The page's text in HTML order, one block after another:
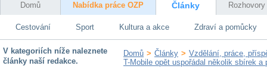
Domů Nabídka práce OZP Články Rozhovory
Cestování Sport Kultura a akce Zdraví a pomůcky
V kategoriích níže naleznete
články naší redakce.
Domů > Články > Vzdělání, práce,
T-Mobile opět uspořádal několik sbírek a